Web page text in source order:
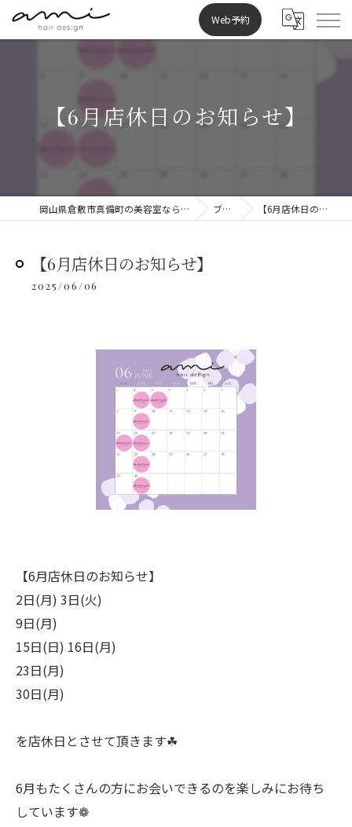
Web予約
【6月店休日のお知らせ】
岡山県倉敷市真備町の美容室ならami hair design ブログ 【6月店休日のお知らせ】
【6月店休日のお知らせ】
2025/06/06
【6月店休日のお知らせ】
2日(月) 3日(火)
9日(月)
15日(日) 16日(月)
23日(月)
30日(月)
を店休日とさせて頂きます☘︎
6月もたくさんの方にお会いできるのを楽しみにお待ち
しています❁